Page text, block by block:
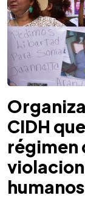
CIDH
régimen
humanos